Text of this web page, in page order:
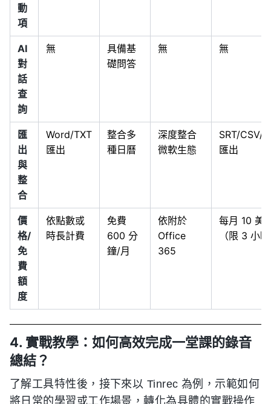
動
項
AI
對
話
查
詢
無
具備基
礎問答
無 無
匯
出
與
整
合
Word/TXT
匯出
整合多
種日曆
深度整合
微軟生態
SRT/CSV/
匯出
價
格/
免
費
額
度
依點數或
時長計費
免費
600 分
鐘/月
依附於
Office
365
每月 10 美
（限 3 小
4. 實戰教學：如何高效完成一堂課的錄音
總結？
了解工具特性後，接下來以 Tinrec 為例，示範如何
將日常的學習或工作場景，轉化為具體的實戰操作